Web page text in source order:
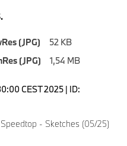
(JPG)
52 KB
(JPG)
1,54 MB
CEST 2025 | ID:
- Sketches (05/25)